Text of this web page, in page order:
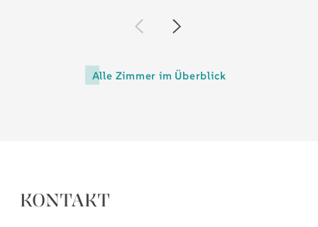
Alle Zimmer im Überblick
KONTAKT